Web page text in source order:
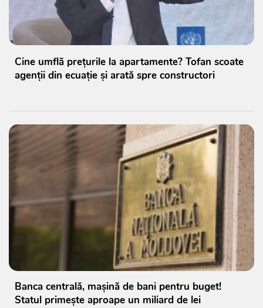
Cine umflă prețurile la apartamente? Tofan scoate
agenții din ecuație și arată spre constructori
Banca centrală, mașină de bani pentru buget!
Statul primește aproape un miliard de lei